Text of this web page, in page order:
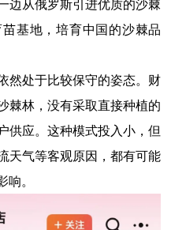
基地，培育中国的沙棘品
然处于比较保守的姿态。财
棘林，没有采取直接种植的
供应。这种模式投入小，但
天气等客观原因，都有可能
。